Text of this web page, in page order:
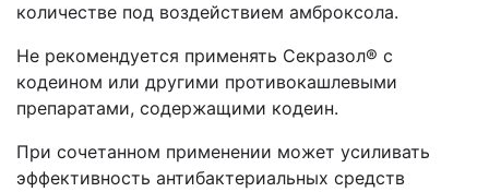
количестве под воздействием амброксола.
Не рекомендуется применять Секразол® с
кодеином или другими противокашлевыми
препаратами, содержащими кодеин.
При сочетанном применении может усиливать
эффективность антибактериальных средств